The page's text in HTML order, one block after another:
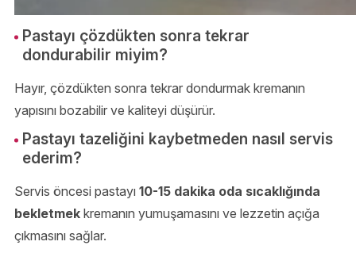
Pastayı çözdükten sonra tekrar
dondurabilir miyim?
Hayır, çözdükten sonra tekrar dondurmak kremanın
yapısını bozabilir ve kaliteyi düşürür.
Pastayı tazeliğini kaybetmeden nasıl servis
ederim?
Servis öncesi pastayı 10-15 dakika oda sıcaklığında
bekletmek kremanın yumuşamasını ve lezzetin açığa
çıkmasını sağlar.